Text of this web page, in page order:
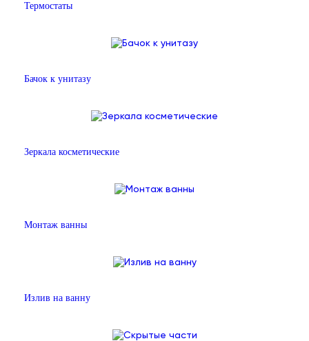
Термостаты
Бачок к унитазу
Зеркала косметические
Монтаж ванны
Излив на ванну